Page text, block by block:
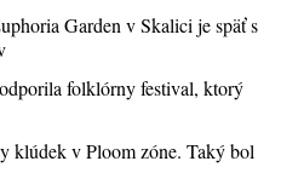
Garden v Skalici je späť s
folklórny festival, ktorý
klúdek v Ploom zóne. Taký bol